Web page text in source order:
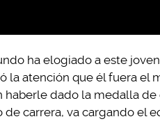
ha elogiado a este
la atención que él fuera el
haberle dado la medalla
carrera, va cargando el